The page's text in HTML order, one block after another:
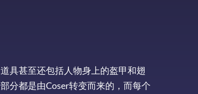
具甚至还包括人物身上的盔甲和翅
分都是由Coser转变而来的，而每个